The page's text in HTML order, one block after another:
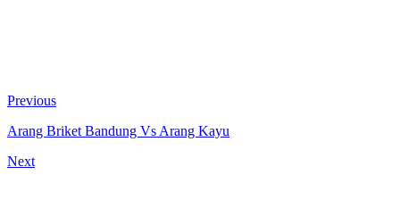
Previous
Arang Briket Bandung Vs Arang Kayu
Next